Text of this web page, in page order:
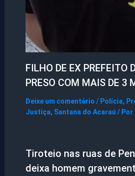
FILHO DE EX PREFEITO
PRESO COM MAIS DE 3
Deixe um comentário / Polícia,
Justiça, Santana do Acaraú / Por
Tiroteio nas ruas de
deixa homem